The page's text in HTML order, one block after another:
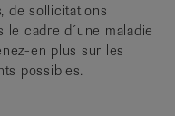
de sollicitations
cadre d´une maladie
en plus sur les
possibles.